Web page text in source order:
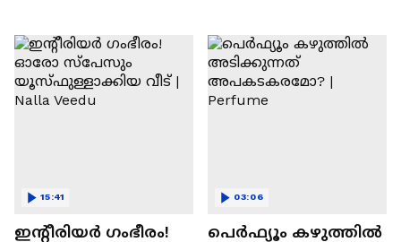
ഇന്റീരിയർ ഗംഭീരം!
15:41
പെർഫ്യൂം കഴുത്തിൽ
03:06